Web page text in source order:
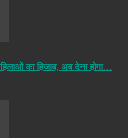
का हिजाब, अब देना होगा…